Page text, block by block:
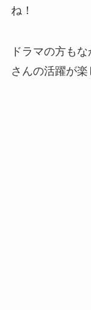
ね！
ドラマの方も
さんの活躍が楽